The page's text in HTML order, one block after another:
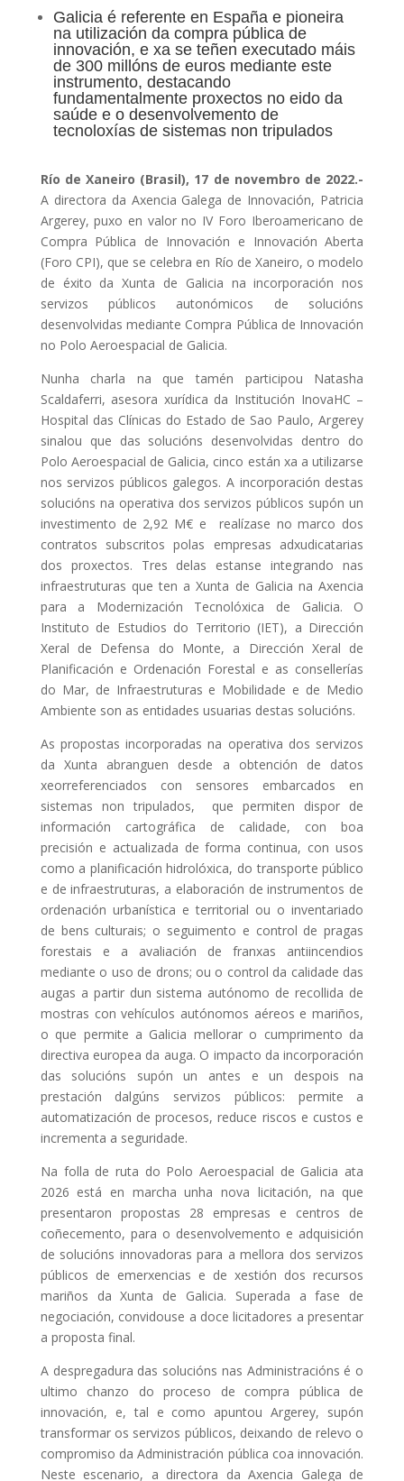
Galicia é referente en España e pioneira
na utilización da compra pública de
innovación, e xa se teñen executado máis
de 300 millóns de euros mediante este
instrumento, destacando
fundamentalmente proxectos no eido da
saúde e o desenvolvemento de
tecnoloxías de sistemas non tripulados
Río de Xaneiro (Brasil), 17 de novembro de 2022.-
A directora da Axencia Galega de Innovación, Patricia
Argerey, puxo en valor no IV Foro Iberoamericano de
Compra Pública de Innovación e Innovación Aberta
(Foro CPI), que se celebra en Río de Xaneiro, o modelo
de éxito da Xunta de Galicia na incorporación nos
servizos públicos autonómicos de solucións
desenvolvidas mediante Compra Pública de Innovación
no Polo Aeroespacial de Galicia.
Nunha charla na que tamén participou Natasha
Scaldaferri, asesora xurídica da Institución InovaHC –
Hospital das Clínicas do Estado de Sao Paulo, Argerey
sinalou que das solucións desenvolvidas dentro do
Polo Aeroespacial de Galicia, cinco están xa a utilizarse
nos servizos públicos galegos. A incorporación destas
solucións na operativa dos servizos públicos supón un
investimento de 2,92 M€ e realízase no marco dos
contratos subscritos polas empresas adxudicatarias
dos proxectos. Tres delas estanse integrando nas
infraestruturas que ten a Xunta de Galicia na Axencia
para a Modernización Tecnolóxica de Galicia. O
Instituto de Estudios do Territorio (IET), a Dirección
Xeral de Defensa do Monte, a Dirección Xeral de
Planificación e Ordenación Forestal e as consellerías
do Mar, de Infraestruturas e Mobilidade e de Medio
Ambiente son as entidades usuarias destas solucións.
As propostas incorporadas na operativa dos servizos
da Xunta abranguen desde a obtención de datos
xeorreferenciados con sensores embarcados en
sistemas non tripulados, que permiten dispor de
información cartográfica de calidade, con boa
precisión e actualizada de forma continua, con usos
como a planificación hidrolóxica, do transporte público
e de infraestruturas, a elaboración de instrumentos de
ordenación urbanística e territorial ou o inventariado
de bens culturais; o seguimento e control de pragas
forestais e a avaliación de franxas antiincendios
mediante o uso de drons; ou o control da calidade das
augas a partir dun sistema autónomo de recollida de
mostras con vehículos autónomos aéreos e mariños,
o que permite a Galicia mellorar o cumprimento da
directiva europea da auga. O impacto da incorporación
das solucións supón un antes e un despois na
prestación dalgúns servizos públicos: permite a
automatización de procesos, reduce riscos e custos e
incrementa a seguridade.
Na folla de ruta do Polo Aeroespacial de Galicia ata
2026 está en marcha unha nova licitación, na que
presentaron propostas 28 empresas e centros de
coñecemento, para o desenvolvemento e adquisición
de solucións innovadoras para a mellora dos servizos
públicos de emerxencias e de xestión dos recursos
mariños da Xunta de Galicia. Superada a fase de
negociación, convidouse a doce licitadores a presentar
a proposta final.
A despregadura das solucións nas Administracións é o
ultimo chanzo do proceso de compra pública de
innovación, e, tal e como apuntou Argerey, supón
transformar os servizos públicos, deixando de relevo o
compromiso da Administración pública coa innovación.
Neste escenario, a directora da Axencia Galega de